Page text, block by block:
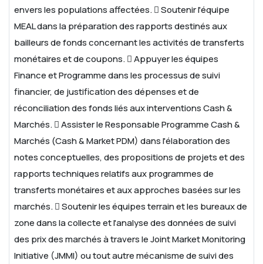
envers les populations affectées. Soutenir l'équipe
MEAL dans la préparation des rapports destinés aux
bailleurs de fonds concernant les activités de transferts
monétaires et de coupons. Appuyer les équipes
Finance et Programme dans les processus de suivi
financier, de justification des dépenses et de
réconciliation des fonds liés aux interventions Cash &
Marchés. Assister le Responsable Programme Cash &
Marchés (Cash & Market PDM) dans l'élaboration des
notes conceptuelles, des propositions de projets et des
rapports techniques relatifs aux programmes de
transferts monétaires et aux approches basées sur les
marchés. Soutenir les équipes terrain et les bureaux de
zone dans la collecte et l'analyse des données de suivi
des prix des marchés à travers le Joint Market Monitoring
Initiative (JMMI) ou tout autre mécanisme de suivi des